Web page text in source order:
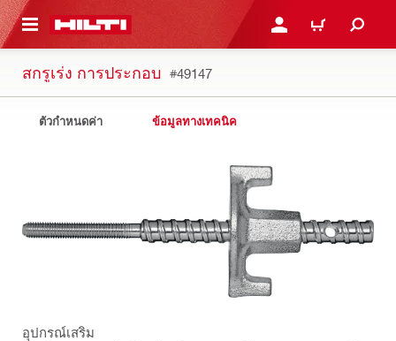
CONTENT เข้าสู่ระบบหรือลงทะเบียนเ
ตะกร้าสินค้า
สกรูเร่ง การประกอบ #49147
ตัวกำหนดค่า ข้อมูลทางเทคนิค
อุปกรณ์เสริม